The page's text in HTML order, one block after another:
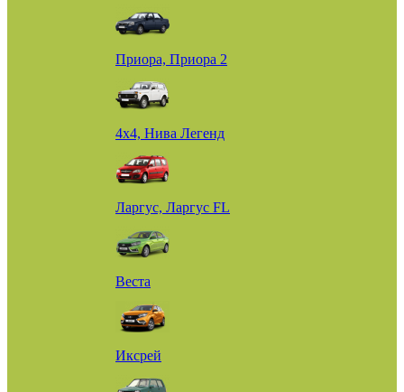
Приора, Приора 2
4х4, Нива Легенд
Ларгус, Ларгус FL
Веста
Иксрей